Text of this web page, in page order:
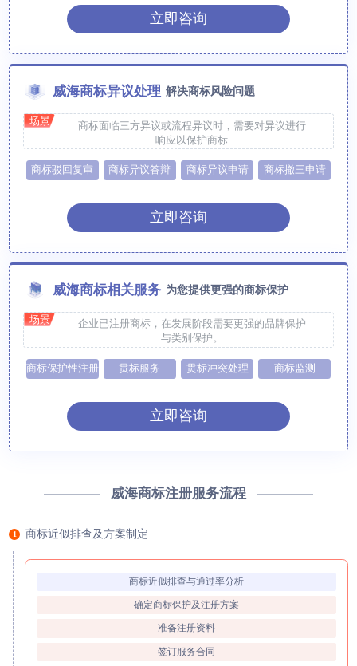
立即咨询
威海商标异议处理 解决商标风险问题
场景
商标面临三方异议或流程异议时，需要对异议进行
响应以保护商标
商标驳回复审 商标异议答辩 商标异议申请 商标撤三申请
立即咨询
威海商标相关服务 为您提供更强的商标保护
场景
企业已注册商标，在发展阶段需要更强的品牌保护
与类别保护。
商标保护性注册 贯标服务 贯标冲突处理 商标监测
立即咨询
威海商标注册服务流程
1 商标近似排查及方案制定
商标近似排查与通过率分析
确定商标保护及注册方案
准备注册资料
签订服务合同